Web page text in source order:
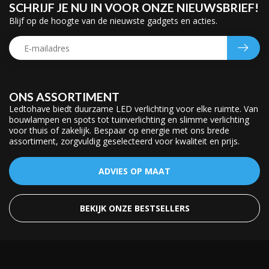
ONS ASSORTIMENT
Ledtohave biedt duurzame LED verlichting voor elke ruimte. Van
bouwlampen en spots tot tuinverlichting en slimme verlichting
voor thuis of zakelijk. Bespaar op energie met ons brede
assortiment, zorgvuldig geselecteerd voor kwaliteit en prijs.
ADVIES OP MAAT
BEKIJK ONZE BESTSELLERS
SCHRIJF JE NU IN VOOR ONZE NIEUWSBRIEF!
Blijf op de hoogte van de nieuwste gadgets en acties.